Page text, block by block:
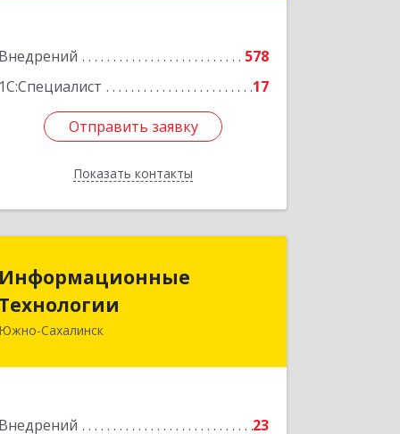
Внедрений
578
1С:Специалист
17
Отправить заявку
Показать контакты
Отправить заявку
Назад
Информационные
Технологии
Южно-Сахалинск
Внедрений
23
Технологии
693006, Сахалинская обл, Южно-
Подробнее